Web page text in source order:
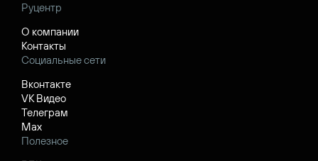
Руцентр
О компании
Контакты
Социальные сети
Вконтакте
VK Видео
Телеграм
Max
Полезное